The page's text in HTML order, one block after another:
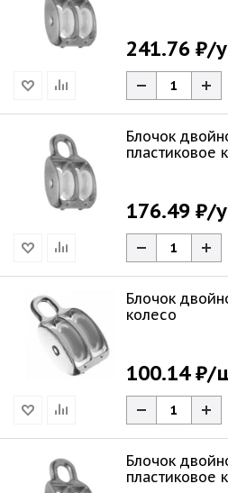
241.76 ₽/
Блочок
пластиковое
176.49 ₽/
Блочок
колесо
100.14 ₽/
Блочок
пластиковое